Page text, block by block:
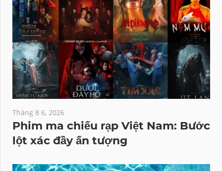
Tháng 8 6, 2026
Phim ma chiếu rạp Việt Nam: Bước
lột xác đầy ấn tượng